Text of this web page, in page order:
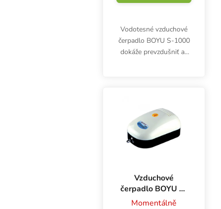
Vodotesné vzduchové
čerpadlo BOYU S-1000
dokáže prevzdušniť až
mm.
Vzduchové
čerpadlo BOYU S-
500 240 l/h
Momentálně